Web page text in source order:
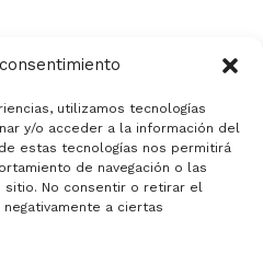
utilizamos tecnologías
y/o acceder a la información del
estas tecnologías nos permitirá
de navegación o las
sitio. No consentir o retirar el
a ciertas